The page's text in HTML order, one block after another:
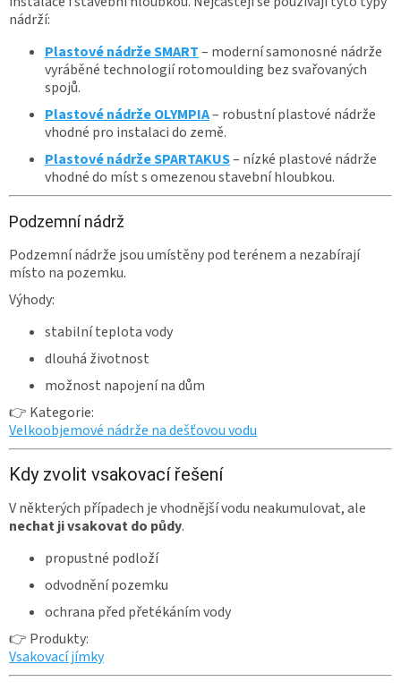
nádrží:
Plastové nádrže SMART– moderní samonosné nádrže
vyráběné technologií rotomoulding bez svařovaných
spojů.
Plastové nádrže OLYMPIA– robustní plastové nádrže
vhodné pro instalaci do země.
Plastové nádrže SPARTAKUS– nízké plastové nádrže
vhodné do míst s omezenou stavební hloubkou.
Podzemní nádrž
Podzemní nádrže jsou umístěny pod terénem a nezabírají
místo na pozemku.
Výhody:
stabilní teplota vody
dlouhá životnost
možnost napojení na dům
👉 Kategorie:
Velkoobjemové nádrže na dešťovou vodu
Kdy zvolit vsakovací řešení
V některých případech je vhodnější vodu neakumulovat, ale
nechat ji vsakovat do půdy.
propustné podloží
odvodnění pozemku
ochrana před přetékáním vody
👉 Produkty:
Vsakovací jímky